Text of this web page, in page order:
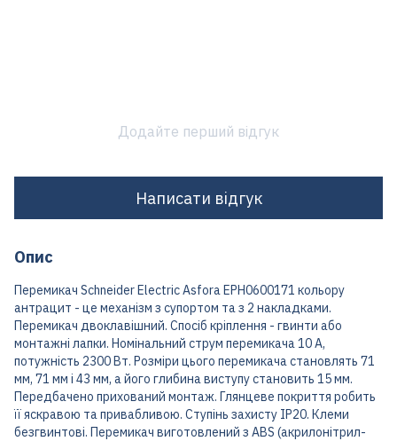
Додайте перший відгук
Написати відгук
Опис
Перемикач Schneider Electric Asfora EPH0600171 кольору
антрацит - це механізм з супортом та з 2 накладками.
Перемикач двоклавішний. Спосіб кріплення - гвинти або
монтажні лапки. Номінальний струм перемикача 10 A,
потужність 2300 Вт. Розміри цього перемикача становлять 71
мм, 71 мм і 43 мм, а його глибина виступу становить 15 мм.
Передбачено прихований монтаж. Глянцеве покриття робить
її яскравою та привабливою. Ступінь захисту IP20. Клеми
безгвинтові. Перемикач виготовлений з ABS (акрилонітрил-